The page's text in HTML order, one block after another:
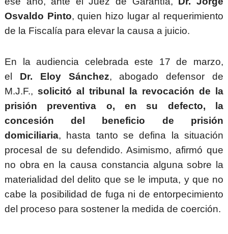
Osvaldo Pinto, quien hizo lugar al requerimiento
de la Fiscalía para elevar la causa a juicio.
En la audiencia celebrada este 17 de marzo,
el Dr. Eloy Sánchez, abogado defensor de
M.J.F., solicitó al tribunal la revocación de la
prisión preventiva o, en su defecto, la
concesión del beneficio de prisión
domiciliaria, hasta tanto se defina la situación
procesal de su defendido. Asimismo, afirmó que
no obra en la causa constancia alguna sobre la
materialidad del delito que se le imputa, y que no
cabe la posibilidad de fuga ni de entorpecimiento
del proceso para sostener la medida de coerción.